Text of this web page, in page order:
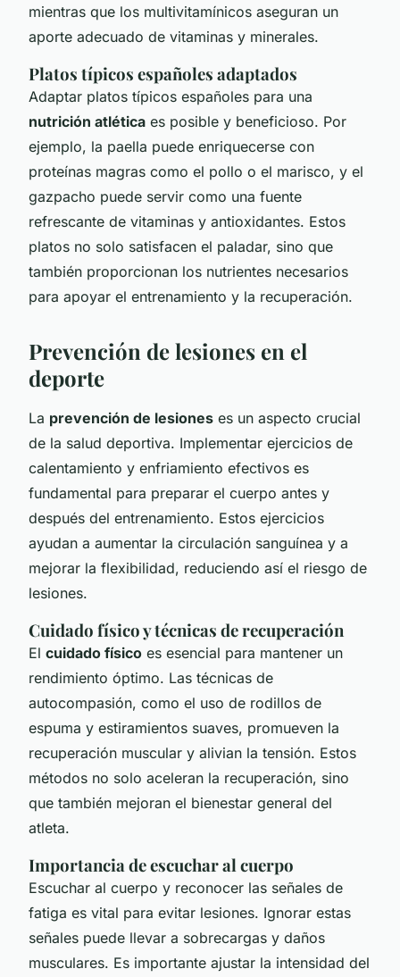
mientras que los multivitamínicos aseguran un
aporte adecuado de vitaminas y minerales.
Platos típicos españoles adaptados
Adaptar platos típicos españoles para una
nutrición atlética es posible y beneficioso. Por
ejemplo, la paella puede enriquecerse con
proteínas magras como el pollo o el marisco, y el
gazpacho puede servir como una fuente
refrescante de vitaminas y antioxidantes. Estos
platos no solo satisfacen el paladar, sino que
también proporcionan los nutrientes necesarios
para apoyar el entrenamiento y la recuperación.
Prevención de lesiones en el
deporte
La prevención de lesiones es un aspecto crucial
de la salud deportiva. Implementar ejercicios de
calentamiento y enfriamiento efectivos es
fundamental para preparar el cuerpo antes y
después del entrenamiento. Estos ejercicios
ayudan a aumentar la circulación sanguínea y a
mejorar la flexibilidad, reduciendo así el riesgo de
lesiones.
Cuidado físico y técnicas de recuperación
El cuidado físico es esencial para mantener un
rendimiento óptimo. Las técnicas de
autocompasión, como el uso de rodillos de
espuma y estiramientos suaves, promueven la
recuperación muscular y alivian la tensión. Estos
métodos no solo aceleran la recuperación, sino
que también mejoran el bienestar general del
atleta.
Importancia de escuchar al cuerpo
Escuchar al cuerpo y reconocer las señales de
fatiga es vital para evitar lesiones. Ignorar estas
señales puede llevar a sobrecargas y daños
musculares. Es importante ajustar la intensidad del